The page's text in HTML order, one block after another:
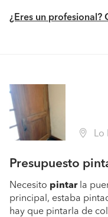
¿Eres un profesional?
Lo
Presupuesto
Necesito pintarla
principal, estaba
hay que pintarla de